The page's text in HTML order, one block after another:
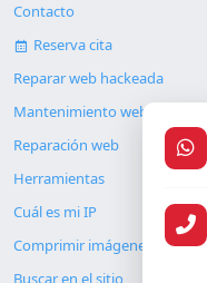
Contacto
Reserva cita
Reparar web hackeada
Mantenimiento web
Reparación web
Herramientas
Cuál es mi IP
Comprimir imágenes
Buscar en el sitio